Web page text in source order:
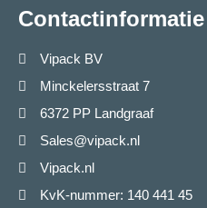
Contactinformatie
Vipack BV
Minckelersstraat 7
6372 PP Landgraaf
Sales@vipack.nl
Vipack.nl
KvK-nummer: 140 441 45